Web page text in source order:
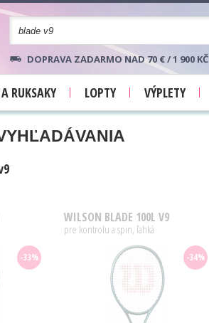
RUKSAKY LOPTY VÝPLETY
DOPRAVA ZADARMO NAD 70 € / 1 900 KČ
-33%
WILSON BLADE 100L V9
pre kontrolu a spin, ľahká
-34%